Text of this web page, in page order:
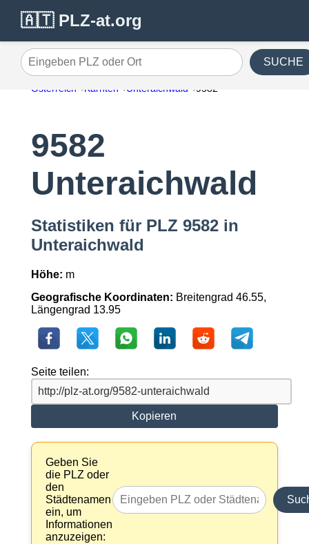
🇦🇹 PLZ-at.org
Eingeben PLZ oder Ort SUCHE
Österreich Kärnten Unteraichwald 9582
9582
Unteraichwald
Statistiken für PLZ 9582 in
Unteraichwald
Höhe: m
Geografische Koordinaten: Breitengrad 46.55,
Längengrad 13.95
Seite teilen:
Kopieren
Geben Sie
die PLZ oder
den
Städtenamen
ein, um
Informationen
anzuzeigen: